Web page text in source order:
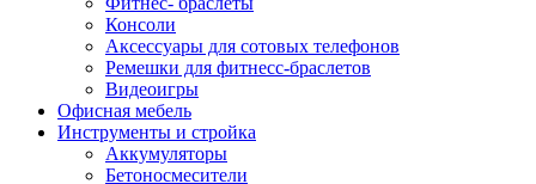
Консоли
Аксессуары для сотовых телефонов
Ремешки для фитнесс-браслетов
Видеоигры
Офисная мебель
Инструменты и стройка
Аккумуляторы
Бетоносмесители